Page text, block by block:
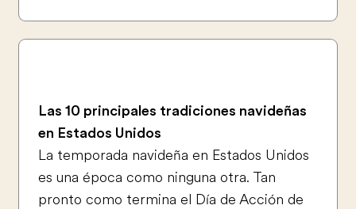
Las 10 principales tradiciones navideñas
en Estados Unidos
La temporada navideña en Estados Unidos
es una época como ninguna otra. Tan
pronto como termina el Día de Acción de